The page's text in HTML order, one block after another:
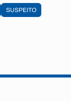
SUSPEITO